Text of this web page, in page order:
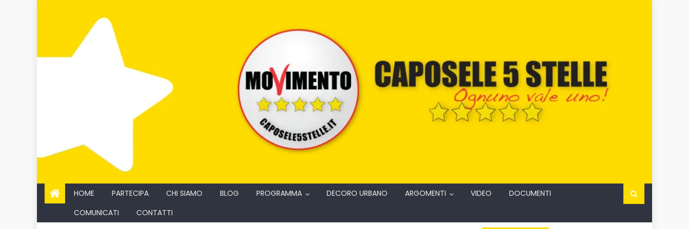
HOME PARTECIPA CHI SIAMO BLOG PROGRAMMA DECORO URBANO ARGOMENTI VIDEO
DOCUMENTI
COMUNICATI
CONTATTI